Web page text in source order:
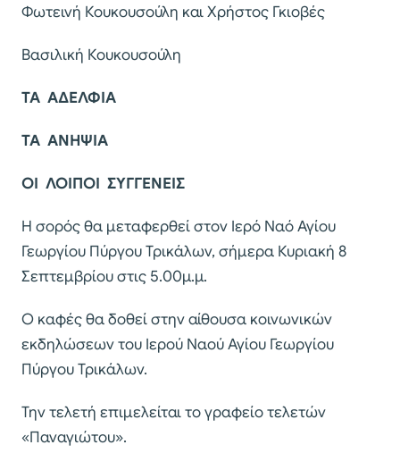
Φωτεινή Κουκουσούλη και Χρήστος Γκιοβές
Βασιλική Κουκουσούλη
ΤΑ ΑΔΕΛΦΙΑ
ΤΑ ΑΝΗΨΙΑ
ΟΙ ΛΟΙΠΟΙ ΣΥΓΓΕΝΕΙΣ
Η σορός θα μεταφερθεί στον Ιερό Ναό Αγίου
Γεωργίου Πύργου Τρικάλων, σήμερα Κυριακή 8
Σεπτεμβρίου στις 5.00μ.μ.
Ο καφές θα δοθεί στην αίθουσα κοινωνικών
εκδηλώσεων του Ιερού Ναού Αγίου Γεωργίου
Πύργου Τρικάλων.
Την τελετή επιμελείται το γραφείο τελετών
«Παναγιώτου».